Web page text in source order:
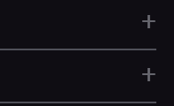
+
+